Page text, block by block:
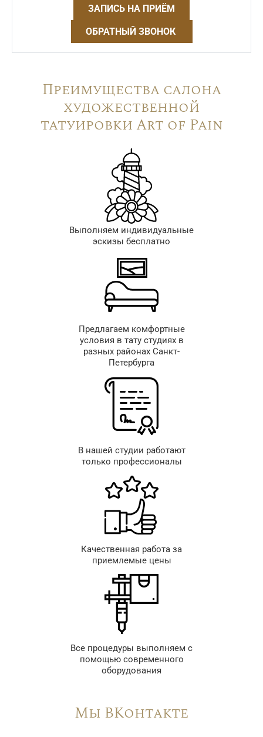
ЗАПИСЬ НА ПРИЁМ
ОБРАТНЫЙ ЗВОНОК
Преимущества салона
художественной
татуировки Art of Pain
Выполняем индивидуальные
эскизы бесплатно
Предлагаем комфортные
условия в тату студиях в
разных районах Санкт-
Петербурга
В нашей студии работают
только профессионалы
Качественная работа за
приемлемые цены
Все процедуры выполняем с
помощью современного
оборудования
Мы ВКонтакте